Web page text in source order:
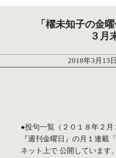
「櫂未知子の金
３月
2018年3月13
●投句一覧（２０１８年２月
『週刊金曜日』の月１連載
ネット上で 公開しています